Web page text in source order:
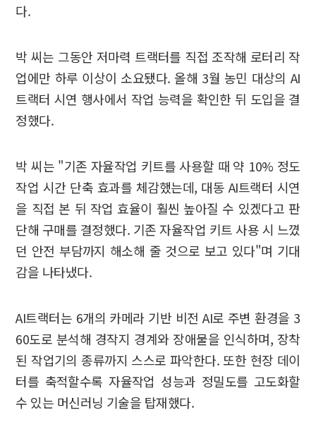
다.
박 씨는 그동안 저마력 트랙터를 직접 조작해 로터리 작
업에만 하루 이상이 소요됐다. 올해 3월 농민 대상의 AI
트랙터 시연 행사에서 작업 능력을 확인한 뒤 도입을 결
정했다.
박 씨는 "기존 자율작업 키트를 사용할 때 약 10% 정도
작업 시간 단축 효과를 체감했는데, 대동 AI트랙터 시연
을 직접 본 뒤 작업 효율이 훨씬 높아질 수 있겠다고 판
단해 구매를 결정했다. 기존 자율작업 키트 사용 시 느꼈
던 안전 부담까지 해소해 줄 것으로 보고 있다"며 기대
감을 나타냈다.
AI트랙터는 6개의 카메라 기반 비전 AI로 주변 환경을 3
60도로 분석해 경작지 경계와 장애물을 인식하며, 장착
된 작업기의 종류까지 스스로 파악한다. 또한 현장 데이
터를 축적할수록 자율작업 성능과 정밀도를 고도화할
수 있는 머신러닝 기술을 탑재했다.